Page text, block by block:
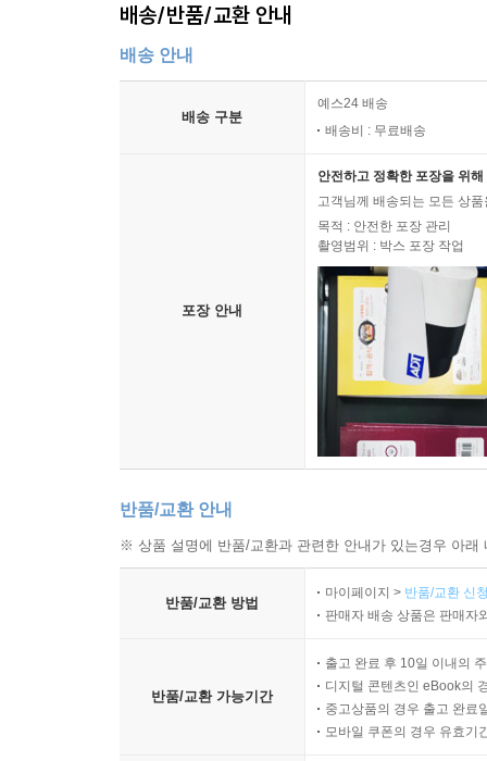
09 배경지식이 되는 책, 교과서와 함께 읽기
수업준비도를 달라지게 만드는 책읽기 | 온전한
5장. 깊이 있는 아이로 만드는 독후 활동
북 토크 | 질문하기 | 끝말잇기
독서 기록장 | 편지 쓰기 | 베껴 쓰기 | 동시 쓰기 |
영화 감상하기 | 뮤지컬 관람하기
다섯 고개 놀이 | 녹음해서 듣기 | 판소리 듣기
6장 차원 높은 아이로 거듭나는 고전 읽기
01 세상에서 가장 힘세고 위대한 책, 고전
고전(古典)은 고전(古傳)이다 | 고전(古典)은 고전(
배송/반품/교환 안내
배송 안내
배송 구분
예스24 배송
배송비 : 무료배송
포장 안내
안전하고 정확한 포장을 위
고객님께 배송되는 모든 상
목적 : 안전한 포장 관리
촬영범위 : 박스 포장 작업
반품/교환 안내
※ 상품 설명에 반품/교환과 관련한 안내가 있는경우 아
반품/교환 방법
마이페이지 > 반품/교환 신
판매자 배송 상품은 판매자
반품/교환 가능기간
출고 완료 후 10일 이내의
디지털 콘텐츠인 eBook의
중고상품의 경우 출고 완료
모바일 쿠폰의 경우 유효기